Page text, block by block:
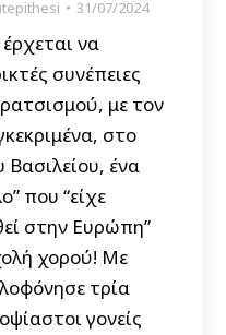
31/07/2024
να
συνέπειες
με τον
στο
ένα
που “είχε
στην Ευρώπη”
χορού! Με
τρία
γονείς